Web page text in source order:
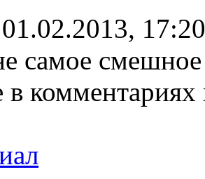
01.02.2013, 17:20
самое
в комментариях